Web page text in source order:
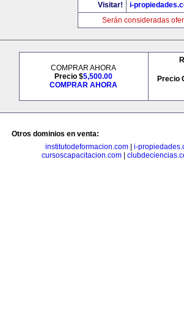
Visitar!
i-
Serán consideradas
COMPRAR AHORA
Precio $5,500.00
COMPRAR AHORA
Precio
Otros dominios en venta:
institutodeformacion.com
i-
cursoscapacitacion.com|